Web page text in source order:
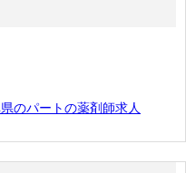
のパートの薬剤師求人